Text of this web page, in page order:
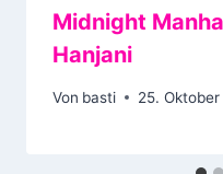
Midnight
Hanjani
Von basti 25. Oktober